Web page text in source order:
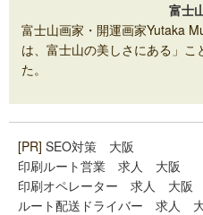
富士
富士山画家・開運画家Yutaka
は、富士山の美しさにある」
た。
[PR] SEO対策 大阪
印刷ルート営業 求人 大阪
印刷オペレーター 求人 大阪
ルート配送ドライバー 求人